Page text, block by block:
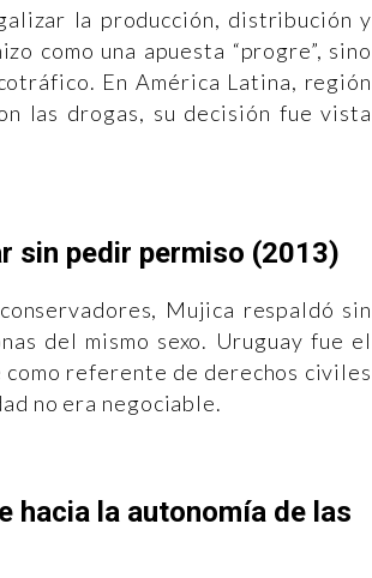
la producción, distribución y
como una apuesta “progre”, sino
En América Latina, región
las drogas, su decisión fue vista
sin pedir permiso (2013)
Mujica respaldó sin
del mismo sexo. Uruguay fue el
referente de derechos civiles
no era negociable.
hacia la autonomía de las